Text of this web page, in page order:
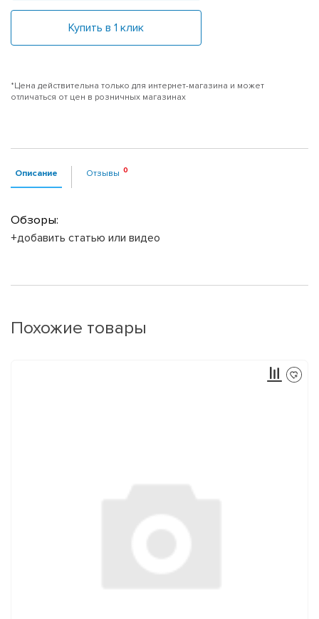
Купить в 1 клик
*Цена действительна только для интернет-магазина и может
отличаться от цен в розничных магазинах
Описание Отзывы
Обзоры:
+добавить статью или видео
Похожие товары